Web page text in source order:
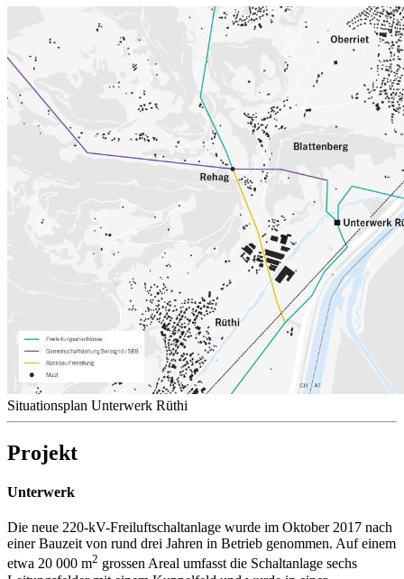
Situationsplan Unterwerk Rüthi
Projekt
Unterwerk
Die neue 220-kV-Freiluftschaltanlage wurde im Oktober 2017 nach
einer Bauzeit von rund drei Jahren in Betrieb genommen. Auf einem
etwa 20 000 m2 grossen Areal umfasst die Schaltanlage sechs